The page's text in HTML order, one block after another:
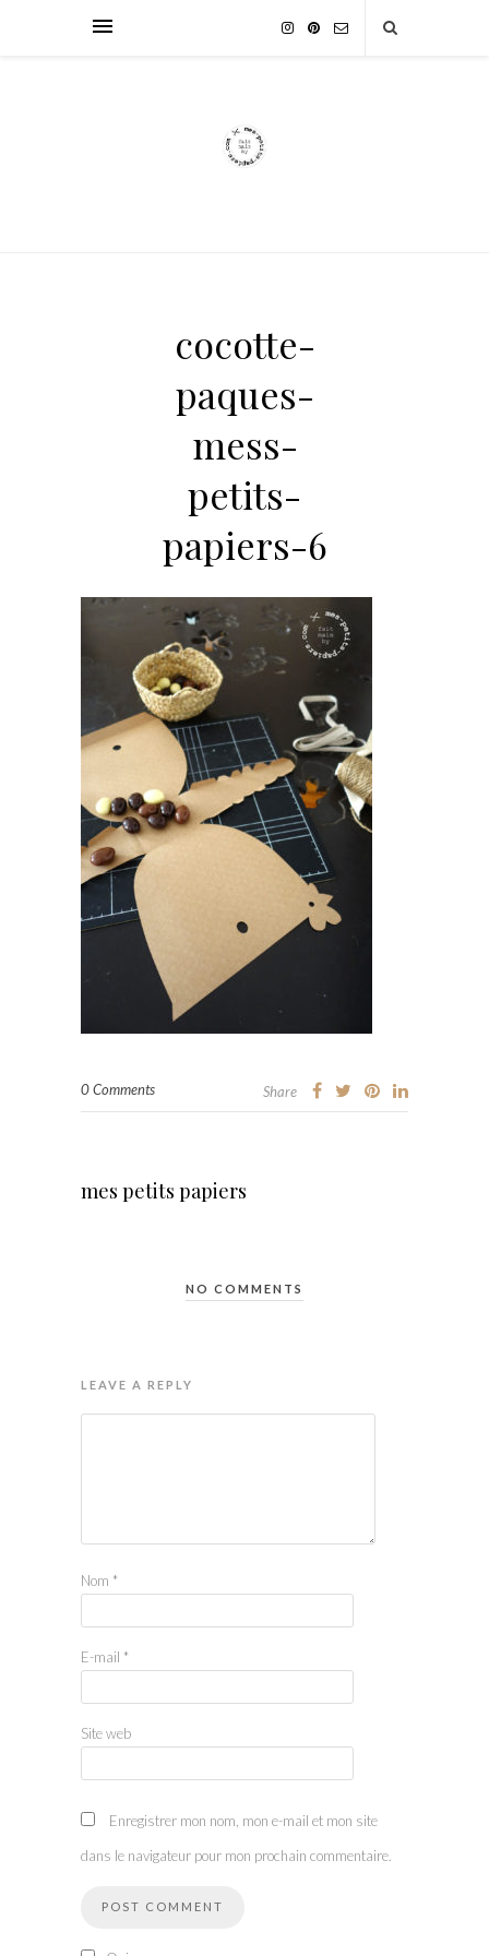
cocotte-
paques-
mess-
petits-
papiers-6
0 Comments Share
mes petits papiers
NO COMMENTS
LEAVE A REPLY
Nom *
E-mail *
Site web
Enregistrer mon nom, mon e-mail et mon site
dans le navigateur pour mon prochain commentaire.